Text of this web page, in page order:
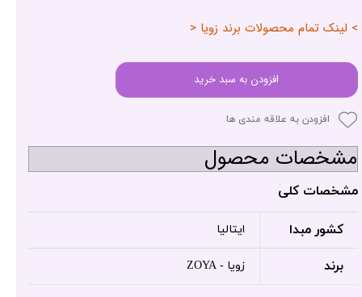
> لینک تمام محصولات برند زویا <
افزودن به سبد خرید
افزودن به علاقه مندی ها
مشخصات محصول
مشخصات کلی
کشور مبدا ایتالیا
برند زویا - ZOYA